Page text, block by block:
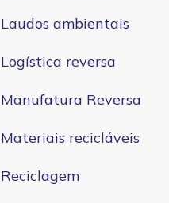
Laudos ambientais
Logística reversa
Manufatura Reversa
Materiais recicláveis
Reciclagem